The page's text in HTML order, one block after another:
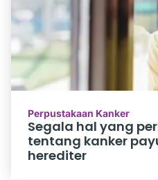
Perpustakaan Kanker
Segala hal yang
tentang kanker
herediter